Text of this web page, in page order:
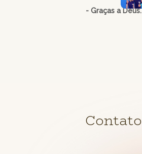
- Graças a Deus.
Contato